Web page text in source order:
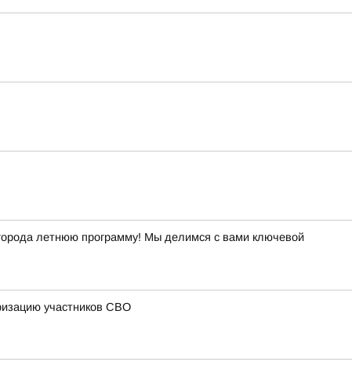
летнюю программу! Мы делимся с вами ключевой
участников СВО